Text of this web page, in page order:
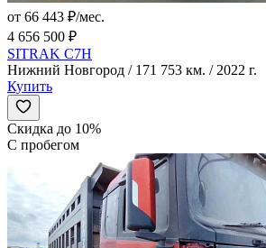
от 66 443 ₽/мес.
4 656 500 ₽
SITRAK C7H
Нижний Новгород / 171 753 км. / 2022 г.
Купить
Скидка до 10%
С пробегом